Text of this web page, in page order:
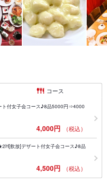
コース
ト付女子会コース♪8品5000円⇒4000
4,000円 （税込）
飲放]デザート付女子会コース♪8品
4,500円 （税込）